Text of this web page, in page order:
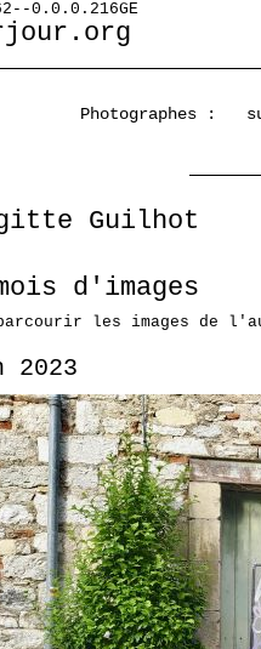
0.0.0.216GE
Photographes :
Guilhot
d'images
les images de
2023